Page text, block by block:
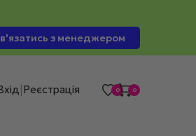
з менеджером
Реєстрація 0 0